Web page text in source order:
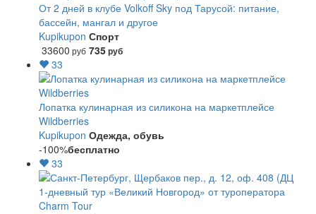
От 2 дней в клубе Volkoff Sky под Тарусой: питание,
бассейн, мангал и другое
Kupikupon Спорт
33600 руб 735руб
33
Лопатка кулинарная из силикона на маркетплейсе
Wildberries
Kupikupon Одежда, обувь
-100%бесплатно
33
1-дневный тур «Великий Новгород» от туроператора
Charm Tour